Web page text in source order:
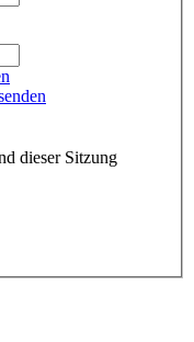
dieser Sitzung